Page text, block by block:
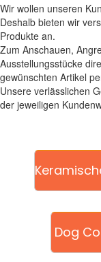
Wir wollen unseren
Deshalb bieten wir
Produkte an.
Zum Anschauen,
Ausstellungsstücke
gewünschten Artikel
Unsere verlässlichen
der jeweiligen
Dog